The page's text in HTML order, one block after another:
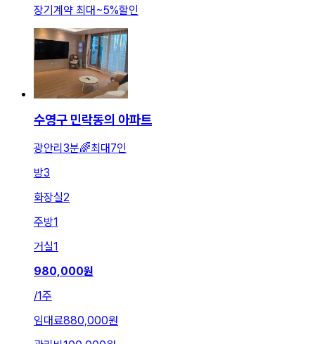
장기계약 최대 ~5%할인
수영구 민락동의 아파트
광안리3분🌈최대7인
방3
화장실2
주방1
거실1
980,000원
/1주
임대료880,000원